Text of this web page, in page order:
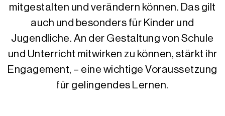
mitgestalten und verändern können. Das gilt
auch und besonders für Kinder und
Jugendliche. An der Gestaltung von Schule
und Unterricht mitwirken zu können, stärkt ihr
Engagement, – eine wichtige Voraussetzung
für gelingendes Lernen.